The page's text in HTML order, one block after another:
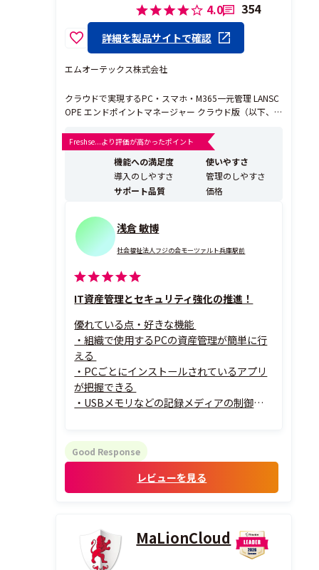
4.0 354
詳細を製品サイトで確認
エムオーテックス株式会社
クラウドで実現するPC・スマホ・M365一元管理 LANSC
OPE エンドポイントマネージャー クラウド版（以下、
マホ・M365（Microsoft 365）をクラウドで一元管理で
きるIT資産管理・MDMツールです。クラウドサービスのI
T資産管理ツール市場...
Freshse...より評価が高かったポイント
機能への満足度
使いやすさ
導入のしやすさ
管理のしやすさ
サポート品質
価格
浅倉 敏博
社会福祉法人フジの会モーツァルト兵庫駅前
IT資産管理とセキュリティ強化の推進！
優れている点・好きな機能
・組織で使用するPCの資産管理が簡単に行
える
・PCごとにインストールされているアプリ
が把握できる
・USBメモリなどの記録メディアの制御を
状況を見える化できる
・PCごとの位置情報がMAP（緯度・経度）
で時間軸に沿って確認できる
その理由
不要になった
Good Response
レビューを見る
MaLionCloud